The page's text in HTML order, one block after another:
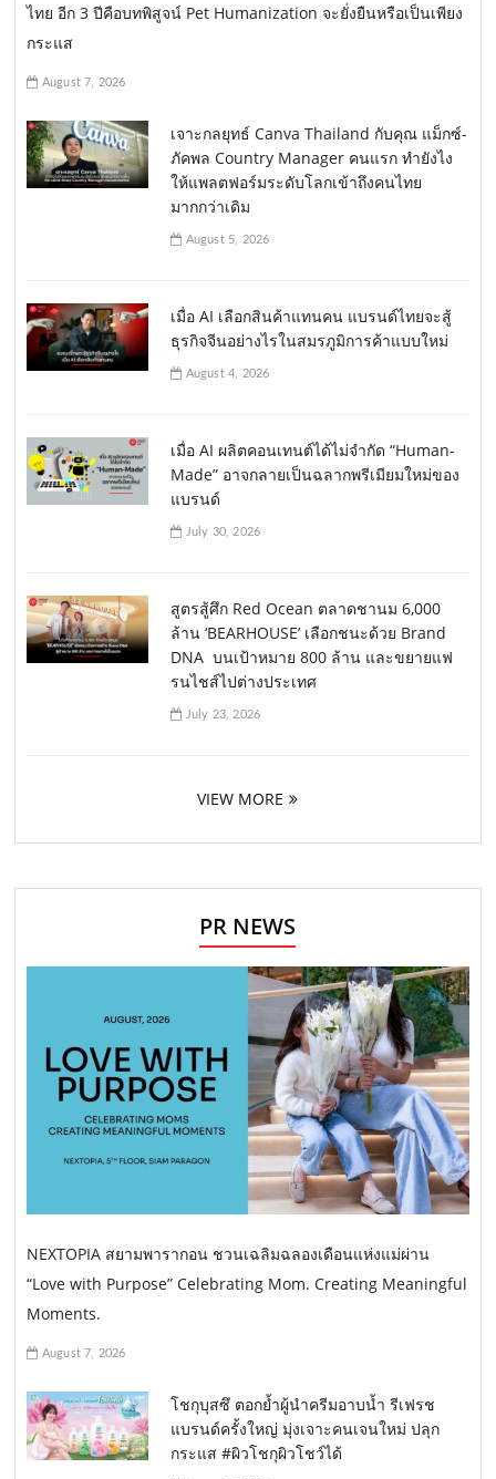
ไทย อีก 3 ปีคือบทพิสูจน์ Pet Humanization จะยั่งยืนหรือเป็นเพียง
กระแส
August 7, 2026
เจาะกลยุทธ์ Canva Thailand กับคุณ แม็กซ์-
ภัคพล Country Manager คนแรก ทำยังไง
ให้แพลตฟอร์มระดับโลกเข้าถึงคนไทย
มากกว่าเดิม
August 5, 2026
เมื่อ AI เลือกสินค้าแทนคน แบรนด์ไทยจะสู้
ธุรกิจจีนอย่างไรในสมรภูมิการค้าแบบใหม่
August 4, 2026
เมื่อ AI ผลิตคอนเทนต์ได้ไม่จำกัด “Human-
Made” อาจกลายเป็นฉลากพรีเมียมใหม่ของ
แบรนด์
July 30, 2026
สูตรสู้ศึก Red Ocean ตลาดชานม 6,000
ล้าน ‘BEARHOUSE’ เลือกชนะด้วย Brand
DNA บนเป้าหมาย 800 ล้าน และขยายแฟ
รนไชส์ไปต่างประเทศ
July 23, 2026
VIEW MORE
PR NEWS
NEXTOPIA สยามพารากอน ชวนเฉลิมฉลองเดือนแห่งแม่ผ่าน
“Love with Purpose” Celebrating Mom. Creating Meaningful
Moments.
August 7, 2026
โชกุบุสซึ ตอกย้ำผู้นำครีมอาบน้ำ รีเฟรช
แบรนด์ครั้งใหญ่ มุ่งเจาะคนเจนใหม่ ปลุก
กระแส #ผิวโชกุผิวโชว์ได้